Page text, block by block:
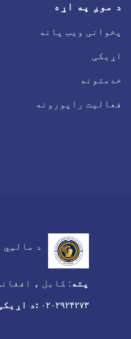
د موږ په اړه
پخوانی ویب پانه
اړیکی
خدمتونه
فعالیت راپورونه
د مالیي
پته : کابل ،
۰۲۰۲۹۲۴۲۷۳ :د